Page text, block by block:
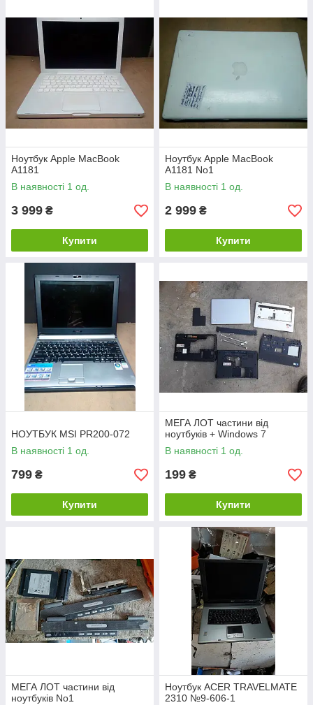
Ноутбук Apple MacBook
A1181
В наявності 1 од.
3 999 ₴
Купити
Ноутбук Apple MacBook
A1181 No1
В наявності 1 од.
2 999 ₴
Купити
НОУТБУК MSI PR200-072
В наявності 1 од.
799 ₴
Купити
МЕГА ЛОТ частини від
ноутбуків + Windows 7
В наявності 1 од.
199 ₴
Купити
МЕГА ЛОТ частини від
ноутбуків No1
Ноутбук ACER TRAVELMATE
2310 №9-606-1